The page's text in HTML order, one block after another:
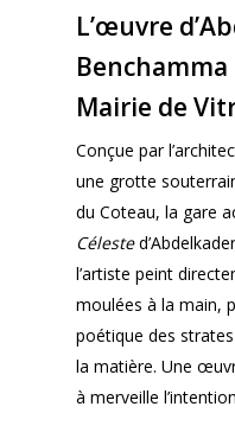
L’œuvre
Mairie de
Conçue par
une grotte
du Coteau, la gare
Céleste
l’artiste peint
moulées à la main,
poétique des
la matière. Une
à merveille